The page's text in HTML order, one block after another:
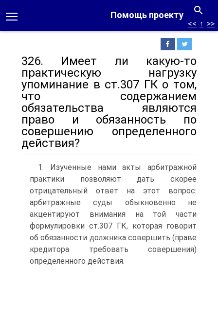
Помощь проекту
<< ↑ >>
326. Имеет ли какую-то
практическую нагрузку
упоминание в ст.307 ГК о том,
что содержанием
обязательства являются
право и обязанность по
совершению определенного
действия?
1. Изученные нами акты арбитражной
практики позволяют дать скорее
отрицательный ответ на этот вопрос:
арбитражные суды обыкновенно не
акцентируют внимания на той части
формулировки ст.307 ГК, которая говорит
об обязанности должника совершить (праве
кредитора требовать совершения)
определенного действия.